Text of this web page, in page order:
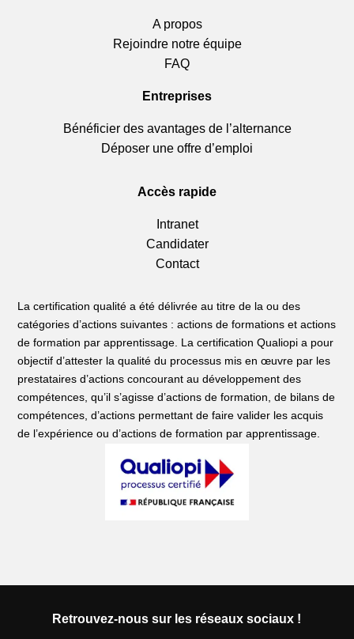
A propos
Rejoindre notre équipe
FAQ
Entreprises
Bénéficier des avantages de l’alternance
Déposer une offre d’emploi
Accès rapide
Intranet
Candidater
Contact
La certification qualité a été délivrée au titre de la ou des
catégories d’actions suivantes : actions de formations et actions
de formation par apprentissage. La certification Qualiopi a pour
objectif d’attester la qualité du processus mis en œuvre par les
prestataires d’actions concourant au développement des
compétences, qu’il s’agisse d’actions de formation, de bilans de
compétences, d’actions permettant de faire valider les acquis
de l’expérience ou d’actions de formation par apprentissage.
Retrouvez-nous sur les réseaux sociaux !